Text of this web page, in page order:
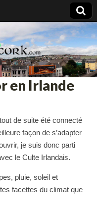
en Irlande
de suite été connecté
façon de s’adapter
je suis donc parti
le Culte Irlandais.
pluie, soleil et
facettes du climat que